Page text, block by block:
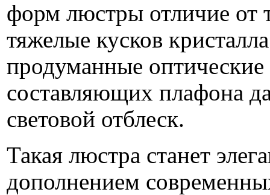
форм люстры отличие от
тяжелые кусков
продуманные оптические
составляющих плафона
световой отблеск.
Такая люстра станет
дополнением